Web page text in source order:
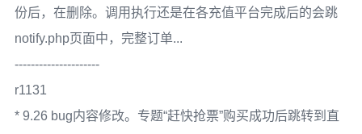
份后，在删除。调用执行还是在各充值平台完成后的会跳
notify.php页面中，完整订单...
---------------------
r1131
* 9.26 bug内容修改。专题“赶快抢票”购买成功后跳转到直